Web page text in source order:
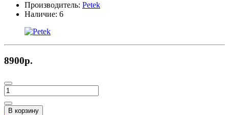
Производитель: Petek
Наличие: 6
8900р.
В корзину